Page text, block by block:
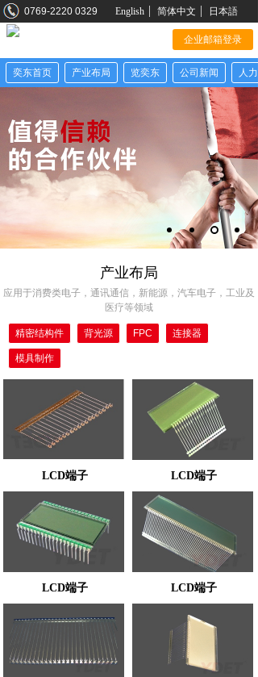
0769-2220 0329 English 简体中文 日本語
企业邮箱登录
奕东首页 产业布局 览奕东 公司新闻 人力
产业布局
应用于消费类电子，通讯通信，新能源，汽车电子，工业及
医疗等领域
精密结构件 背光源 FPC 连接器
模具制作
LCD端子 LCD端子
LCD端子 LCD端子